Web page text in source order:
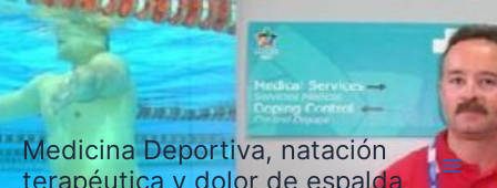
Ir
contenido
Medicina Deportiva, natación
terapéutica y dolor de espalda